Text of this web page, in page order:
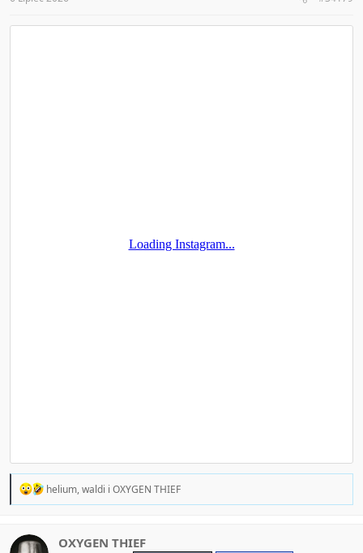
R
helium,waldi i OXYGEN THIEF
OXYGEN THIEF